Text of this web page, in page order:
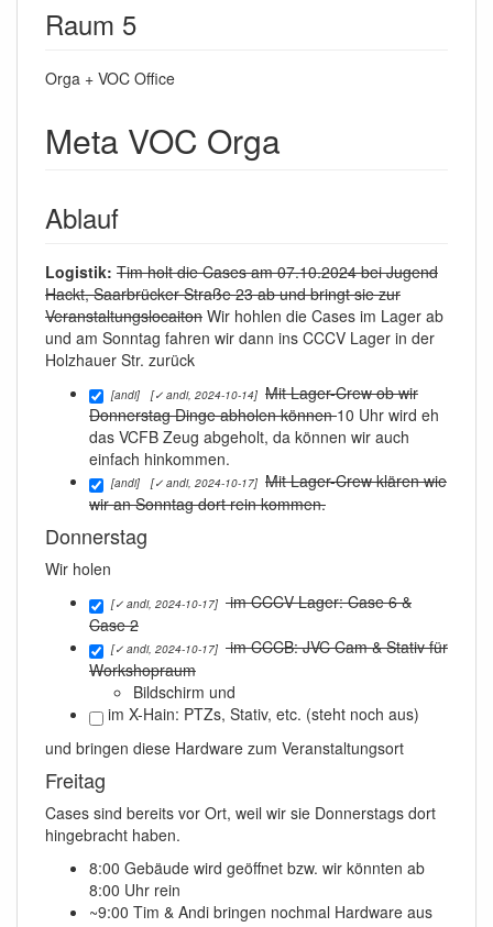
Raum 5
Orga + VOC Office
Meta VOC Orga
Ablauf
Logistik: Tim holt die Cases am 07.10.2024 bei Jugend
Hackt, Saarbrücker Straße 23 ab und bringt sie zur
Veranstaltungslocaiton Wir hohlen die Cases im Lager ab
und am Sonntag fahren wir dann ins CCCV Lager in der
Holzhauer Str. zurück
[andi] [✓ andi, 2024-10-14] Mit Lager-Crew ob wir
Donnerstag Dinge abholen können10 Uhr wird eh
das VCFB Zeug abgeholt, da können wir auch
einfach hinkommen.
[andi] [✓ andi, 2024-10-17] Mit Lager-Crew klären wie
wir an Sonntag dort rein kommen.
Donnerstag
Wir holen
[✓ andi, 2024-10-17] im CCCV Lager: Case 6 &
Case 2
[✓ andi, 2024-10-17] im CCCB: JVC Cam & Stativ für
Workshopraum
Bildschirm und
im X-Hain: PTZs, Stativ, etc. (steht noch aus)
und bringen diese Hardware zum Veranstaltungsort
Freitag
Cases sind bereits vor Ort, weil wir sie Donnerstags dort
hingebracht haben.
8:00 Gebäude wird geöffnet bzw. wir könnten ab
8:00 Uhr rein
~9:00 Tim & Andi bringen nochmal Hardware aus